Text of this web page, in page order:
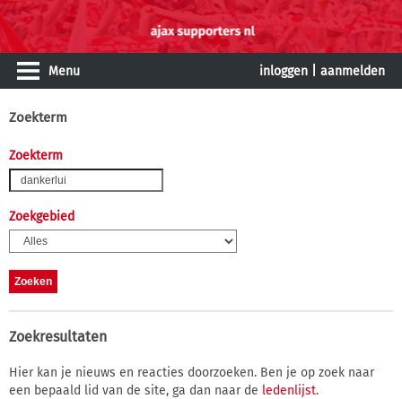
Menu inloggen aanmelden
Zoekterm
Zoekterm
Zoekgebied
Zoekresultaten
Hier kan je nieuws en reacties doorzoeken. Ben je op zoek naar
een bepaald lid van de site, ga dan naar de ledenlijst.